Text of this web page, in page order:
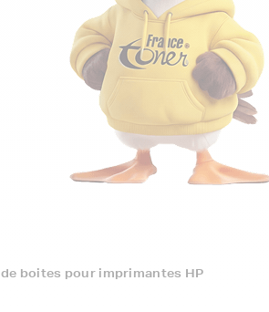
boites pour imprimantes HP
sur votre 1ère
d’une remise de 5€sur votre 1ère